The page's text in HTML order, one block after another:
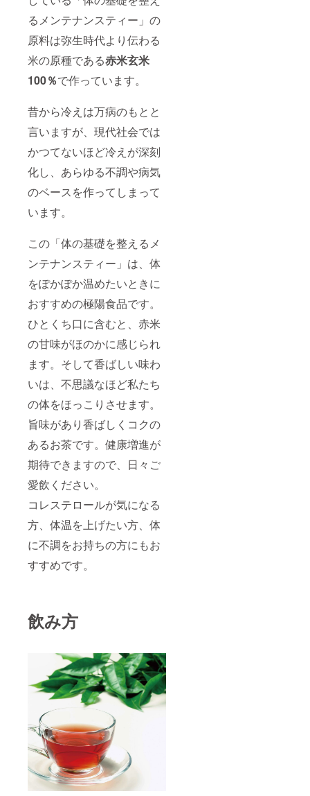
るメンテナンスティー」の
原料は弥生時代より伝わる
米の原種である赤米玄米
100％で作っています。
昔から冷えは万病のもとと
言いますが、現代社会では
かつてないほど冷えが深刻
化し、あらゆる不調や病気
のベースを作ってしまって
います。
この「体の基礎を整えるメ
ンテナンスティー」は、体
をぽかぽか温めたいときに
おすすめの極陽食品です。
ひとくち口に含むと、赤米
の甘味がほのかに感じられ
ます。そして香ばしい味わ
いは、不思議なほど私たち
の体をほっこりさせます。
旨味があり香ばしくコクの
あるお茶です。健康増進が
期待できますので、日々ご
愛飲ください。
コレステロールが気になる
方、体温を上げたい方、体
に不調をお持ちの方にもお
すすめです。
飲み方